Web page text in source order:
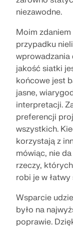
API Dlubal
Nowa
interfejs do
bazujący na
dostępem do
Rozszerzenia
Dodatkowa
Obliczenia
Rozwiązania
Obliczenia
Właściwości
Znajdź
Znajdź
dotyczące
filtruj setki
problemy.
ZOBACZ FAQ
Odkryj
Odkryj
przepływu
POZNAJ
Strefa
Uzyskaj
mailowym,
dla
Bezpłatne
statyczno-
Tysiące
korzyści z
darmowym
Poznaj
Nasi
Ci w
inżynierii.
TWOJE
Znajdź
do swoich
Polski
niezawodne.
Moim
przypadku
wprowadzania
jakość siatki
końcowe jest
jasne,
interpretacji.
preferencji
wszystkich.
korzystają z
mówiąc, nie
rzeczy,
robi je w
Wsparcie
było na
poprawie.